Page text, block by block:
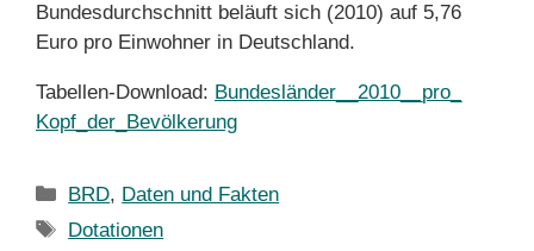
Bundesdurchschnitt beläuft sich (2010) auf 5,76
Euro pro Einwohner in Deutschland.
Tabellen-Download: Bundesländer__2010__pro_
Kopf_der_Bevölkerung
Kategorien
BRD, Daten und Fakten
Schlagwörter
Dotationen